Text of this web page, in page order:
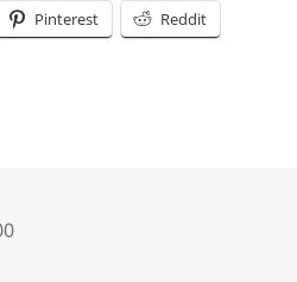
Pinterest Reddit